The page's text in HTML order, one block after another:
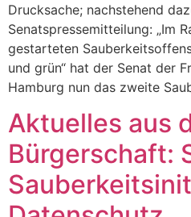
Drucksache; nachstehend
Senatspressemitteilung: „Im
gestarteten
und grün“ hat der Senat der
Hamburg nun das zweite
Aktuelles aus
Bürgerschaft: